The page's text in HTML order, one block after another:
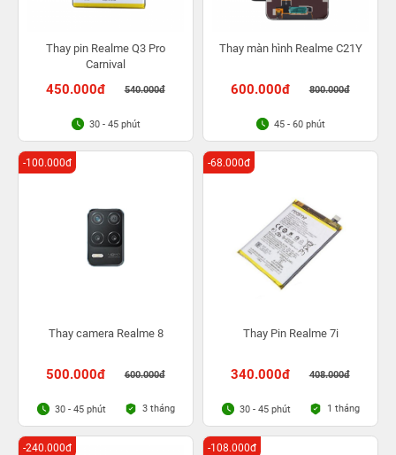
Thay pin Realme Q3 Pro
Carnival
450.000đ 540.000đ
30 - 45 phút
Thay màn hình Realme C21Y
600.000đ 800.000đ
45 - 60 phút
Thay camera Realme 8
500.000đ 600.000đ
-100.000đ
30 - 45 phút 3 tháng
Thay Pin Realme 7i
340.000đ 408.000đ
-68.000đ
30 - 45 phút 1 tháng
-240.000đ -108.000đ